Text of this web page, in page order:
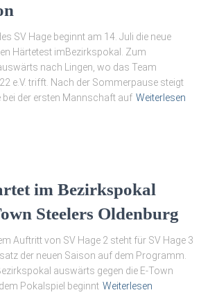
SV Hage beginnt am 14. Juli die neue
Härtetest imBezirkspokal. Zum
nach Lingen, wo das Team
e.V. trifft. Nach der Sommerpause steigt
der ersten Mannschaft auf Weiterlesen
im Bezirkspokal
Steelers Oldenburg
Auftritt von SV Hage 2 steht für SV Hage 3
der neuen Saison auf dem Programm.
auswärts gegen die E-Town
Pokalspiel beginnt Weiterlesen